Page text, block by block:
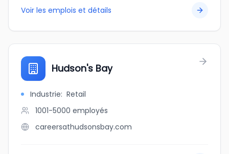
Voir les emplois et détails
Hudson's Bay
Industrie: Retail
1001-5000 employés
careersathudsonsbay.com